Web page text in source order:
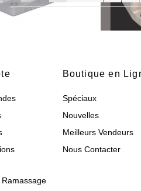
Boutique en
Spéciaux
Nouvelles
Meilleurs Vendeurs
Nous Contacter